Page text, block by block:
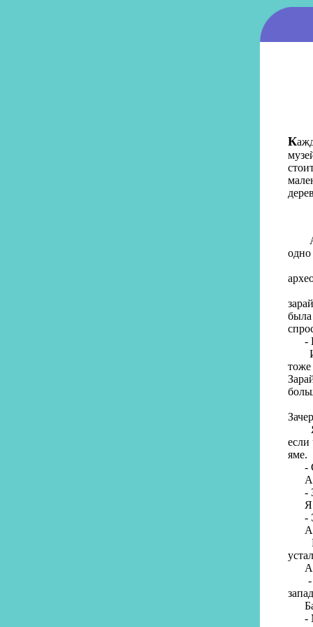
К
А
одно
-
Мы
-
И
Я
если
яме.
-
А
-
Я
-
А
Мы
А
-
-